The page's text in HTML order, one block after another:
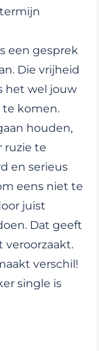
een gesprek
Die vrijheid
het wel jouw
komen.
houden,
ruzie te
en serieus
eens niet te
juist
Dat geeft
veroorzaakt.
verschil!
single is